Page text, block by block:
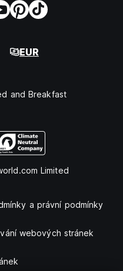
EUR
and Breakfast
Limited
a právní podmínky
webových stránek